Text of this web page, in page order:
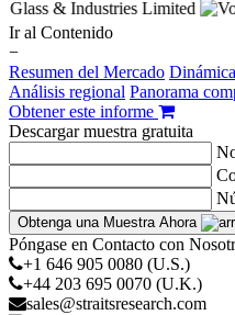
Ir al Contenido
−
Resumen del Mercado
Análisis regional Panorama
Obtener este informe
Descargar muestra gratuita
Obtenga una Muestra Ahora
Póngase en Contacto con
+1 646 905 0080 (U.S.)
+44 203 695 0070 (U.K.)
sales@straitsresearch.com